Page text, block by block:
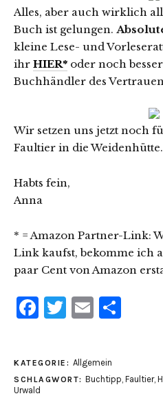
Alles, aber auch wirklich
Buch ist gelungen.
kleine Lese- und
ihr HIER* oder noch
Buchhändler des
Wir setzen uns jetzt noch
Faultier in die Weidenhütte.
Habts fein,
Anna
* = Amazon Partner-Link:
Link kaufst, bekomme ich
paar Cent von Amazon
Facebook
Twitter
Email
KATEGORIE: Allgemein
SCHLAGWORT: Buchtipp, Faultier,
Urwald